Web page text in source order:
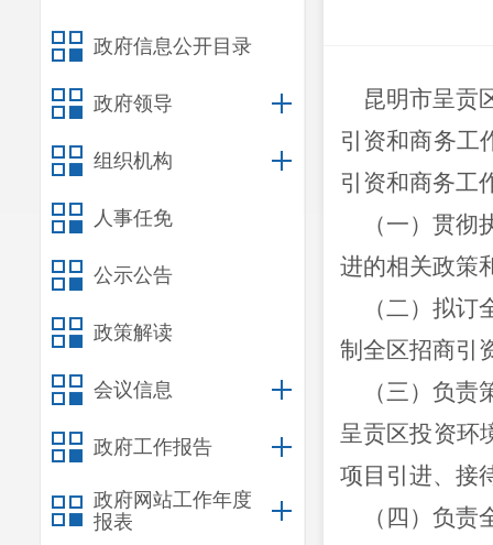
政府信息公开目录
政府领导
组织机构
人事任免
公示公告
政策解读
会议信息
政府工作报告
政府网站工作年度
报表
昆明市呈贡
引资和商务工
引资和商务工
（一）贯彻
进的相关政策
（二）拟订
制全区招商引
（三）负责
呈贡区投资环
项目引进、接
（四）负责